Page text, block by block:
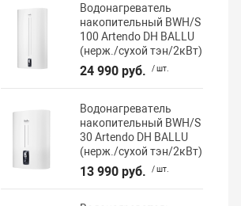
Водонагреватель
накопительный BWH/S
100 Artendo DH BALLU
(нерж./сухой тэн/2кВт)
24 990 руб. / шт.
Водонагреватель
накопительный BWH/S
30 Artendo DH BALLU
(нерж./сухой тэн/2кВт)
13 990 руб. / шт.